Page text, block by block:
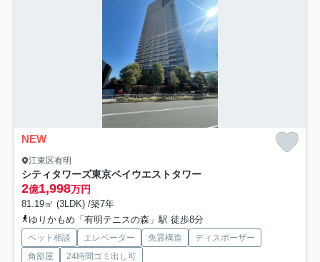
NEW
江東区有明
シティタワーズ東京ベイウエストタワー
2億1,998万円
81.19㎡ (3LDK) /築7年
ゆりかもめ「有明テニスの森」駅 徒歩8分
ペット相談 エレベーター 免震構造
ディスポーザー
角部屋
24時間ゴミ出し可